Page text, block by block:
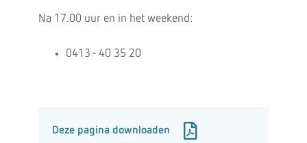
Na 17.00 uur en in het weekend:
0413 - 40 35 20
Deze pagina downloaden